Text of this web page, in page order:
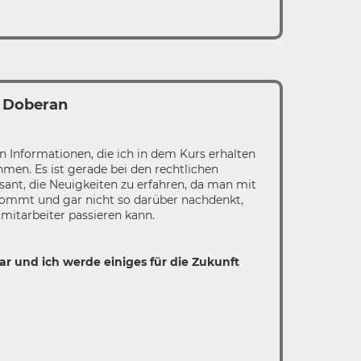
Informationen, die ich in dem Kurs erhalten
Es ist gerade bei den rechtlichen
die Neuigkeiten zu erfahren, da man mit
und gar nicht so darüber nachdenkt,
passieren kann.
und ich werde einiges für die Zukunft